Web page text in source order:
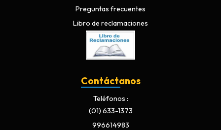
Preguntas frecuentes
Libro de reclamaciones
Contáctanos
Teléfonos
(01) 633-1373
996614983